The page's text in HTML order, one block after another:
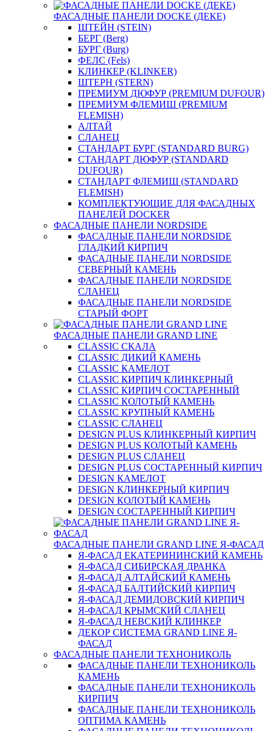
ФАСАДНЫЕ ПАНЕЛИ DOCKE (ДЕКЕ)
ШТЕЙН (STEIN)
БЕРГ (Berg)
БУРГ (Burg)
ФЕЛС (Fels)
КЛИНКЕР (KLINKER)
ШТЕРН (STERN)
ПРЕМИУМ ДЮФУР (PREMIUM DUFOUR)
ПРЕМИУМ ФЛЕМИШ (PREMIUM
FLEMISH)
АЛТАЙ
СЛАНЕЦ
СТАНДАРТ БУРГ (STANDARD BURG)
СТАНДАРТ ДЮФУР (STANDARD
DUFOUR)
СТАНДАРТ ФЛЕМИШ (STANDARD
FLEMISH)
КОМПЛЕКТУЮЩИЕ ДЛЯ ФАСАДНЫХ
ПАНЕЛЕЙ DOCKER
ФАСАДНЫЕ ПАНЕЛИ NORDSIDE
ФАСАДНЫЕ ПАНЕЛИ NORDSIDE
ГЛАДКИЙ КИРПИЧ
ФАСАДНЫЕ ПАНЕЛИ NORDSIDE
СЕВЕРНЫЙ КАМЕНЬ
ФАСАДНЫЕ ПАНЕЛИ NORDSIDE
СЛАНЕЦ
ФАСАДНЫЕ ПАНЕЛИ NORDSIDE
СТАРЫЙ ФОРТ
ФАСАДНЫЕ ПАНЕЛИ GRAND LINE
CLASSIC СКАЛА
CLASSIC ДИКИЙ КАМЕНЬ
CLASSIC КАМЕЛОТ
CLASSIC КИРПИЧ КЛИНКЕРНЫЙ
CLASSIC КИРПИЧ СОСТАРЕННЫЙ
CLASSIC КОЛОТЫЙ КАМЕНЬ
CLASSIC КРУПНЫЙ КАМЕНЬ
CLASSIC СЛАНЕЦ
DESIGN PLUS КЛИНКЕРНЫЙ КИРПИЧ
DESIGN PLUS КОЛОТЫЙ КАМЕНЬ
DESIGN PLUS СЛАНЕЦ
DESIGN PLUS СОСТАРЕННЫЙ КИРПИЧ
DESIGN КАМЕЛОТ
DESIGN КЛИНКЕРНЫЙ КИРПИЧ
DESIGN КОЛОТЫЙ КАМЕНЬ
DESIGN СОСТАРЕННЫЙ КИРПИЧ
ФАСАДНЫЕ ПАНЕЛИ GRAND LINE Я-ФАСАД
Я-ФАСАД ЕКАТЕРИНИНСКИЙ КАМЕНЬ
Я-ФАСАД СИБИРСКАЯ ДРАНКА
Я-ФАСАД АЛТАЙСКИЙ КАМЕНЬ
Я-ФАСАД БАЛТИЙСКИЙ КИРПИЧ
Я-ФАСАД ДЕМИДОВСКИЙ КИРПИЧ
Я-ФАСАД КРЫМСКИЙ СЛАНЕЦ
Я-ФАСАД НЕВСКИЙ КЛИНКЕР
ДЕКОР СИСТЕМА GRAND LINE Я-
ФАСАД
ФАСАДНЫЕ ПАНЕЛИ ТЕХНОНИКОЛЬ
ФАСАДНЫЕ ПАНЕЛИ ТЕХНОНИКОЛЬ
КАМЕНЬ
ФАСАДНЫЕ ПАНЕЛИ ТЕХНОНИКОЛЬ
КИРПИЧ
ФАСАДНЫЕ ПАНЕЛИ ТЕХНОНИКОЛЬ
ОПТИМА КАМЕНЬ